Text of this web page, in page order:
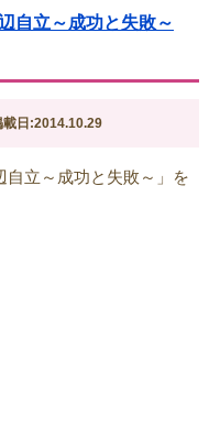
自立～成功と失敗～
日:2014.10.29
自立～成功と失敗～」を